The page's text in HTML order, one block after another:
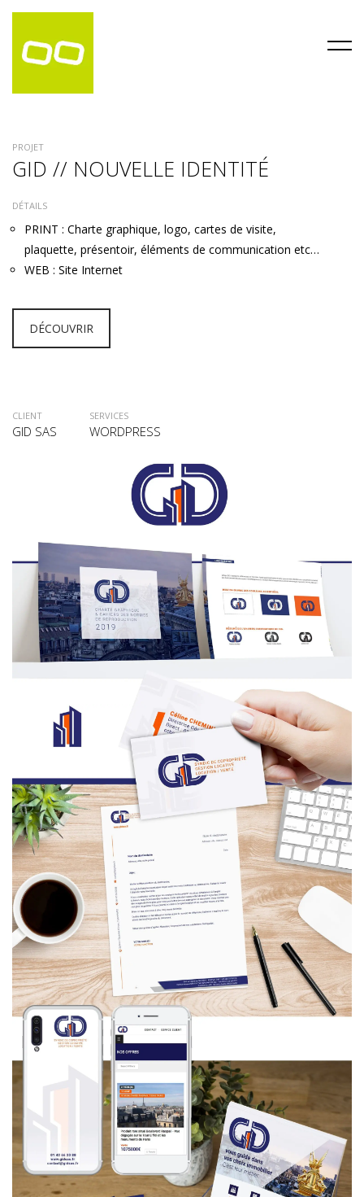
PROJET
GID // NOUVELLE IDENTITÉ
DÉTAILS
PRINT : Charte graphique, logo, cartes de visite,
plaquette, présentoir, éléments de communication etc…
WEB : Site Internet
DÉCOUVRIR
CLIENT
GID SAS
SERVICES
WORDPRESS